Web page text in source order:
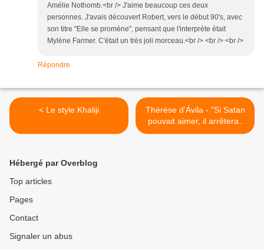
Amélie Nothomb.<br /> J'aime beaucoup ces deux
personnes. J'avais découvert Robert, vers le début 90's, avec
son titre "Elle se promène", pensant que l'interprète était
Mylène Farmer. C'était un très joli morceau.<br /> <br /> <br />
Répondre
< Le style Khaliji
Thérèse d'Ávila - "Si Satan
pouvait aimer, il arrêterait
d'être mauvais." >
Hébergé par Overblog
Top articles
Pages
Contact
Signaler un abus